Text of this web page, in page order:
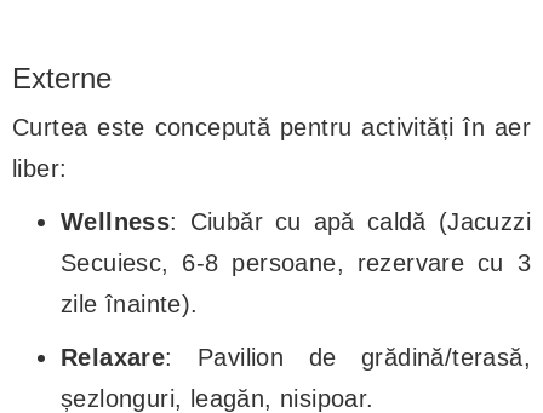
Externe
Curtea este concepută pentru activități în aer
liber:
Wellness: Ciubăr cu apă caldă (Jacuzzi
Secuiesc, 6-8 persoane, rezervare cu 3
zile înainte).
Relaxare: Pavilion de grădină/terasă,
șezlonguri, leagăn, nisipoar.